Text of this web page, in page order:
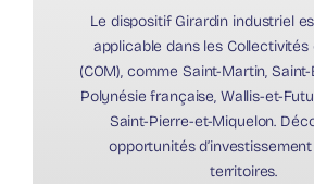
Le dispositif Girardin industriel
applicable dans les Collectivités
(COM), comme Saint-Martin,
Polynésie française, Wallis-et-
Saint-Pierre-et-Miquelon.
opportunités
territoires.